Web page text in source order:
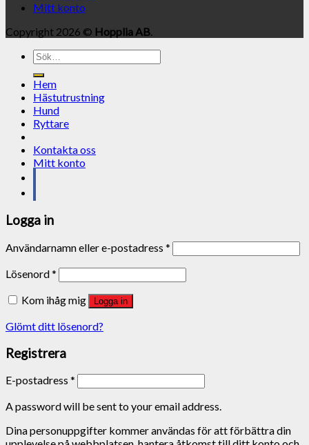
Mitt konto
Copyright 2026 © Hopplia AB.
Sök
efter:
Hem
Hästutrustning
Hund
Ryttare
Kontakta oss
Mitt konto
Logga in
Användarnamn eller e-postadress *
Lösenord*
Kom ihåg mig
Logga in
Glömt ditt lösenord?
Registrera
E-postadress *
A password will be sent to your email address.
Dina personuppgifter kommer användas för att förbättra din